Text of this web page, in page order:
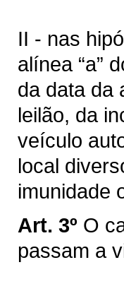
II - nas
alínea “a”
da data da
leilão, da
veículo
local
imunidade
Art. 3º O
passam a